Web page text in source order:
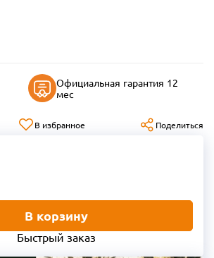
Официальная гарантия 12
мес
В избранное Поделиться
В корзину
Быстрый заказ